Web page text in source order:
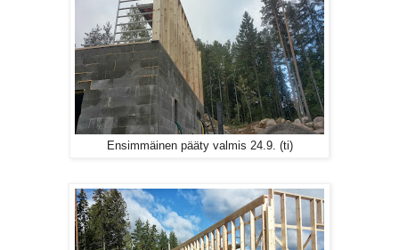
Ensimmäinen pääty valmis 24.9. (ti)